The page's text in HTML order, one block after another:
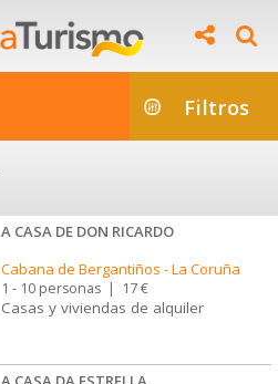
Filtros
A CASA DE DON RICARDO
Cabana de Bergantiños -La Coruña
1 - 10 personas | 17 €
Casas y viviendas de alquiler